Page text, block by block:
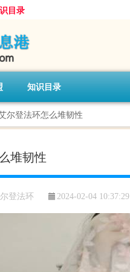
目录
知识目录
尔登法环怎么堆韧性
堆韧性
登法环 2024-02-04 10:37:29